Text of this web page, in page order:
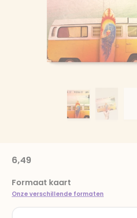
6,49
Formaat kaart
Onze verschillende formaten